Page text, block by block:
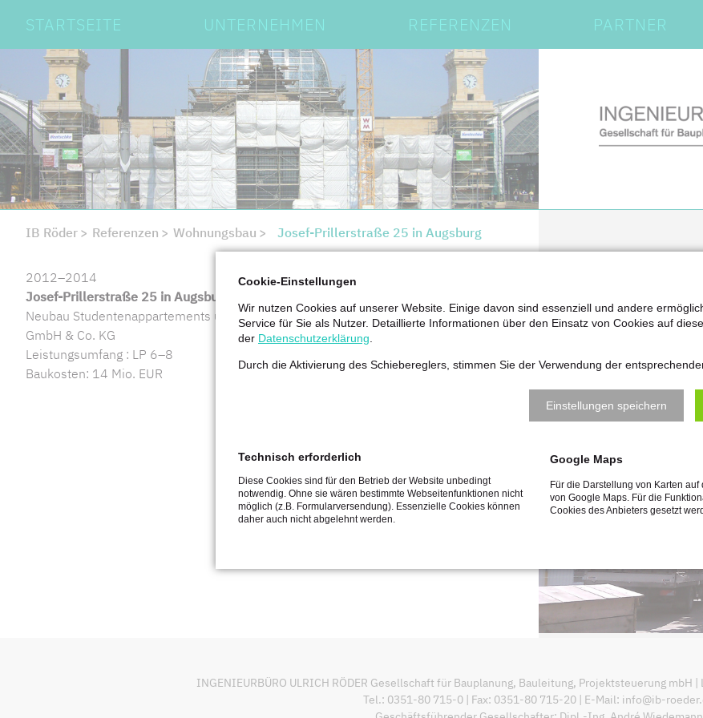
überspringen
STARTSEITE UNTERNEHMEN REFERENZEN PARTNER
IB Röder Referenzen Wohnungsbau Josef-Prillerstraße 25 in Augsburg
2012–2014
Josef-Prillerstraße 25 in Augsburg
Neubau Studentenappartements und barrierefreies Wohnen – Kummer Univiertel
GmbH & Co. KG
Leistungsumfang : LP 6–8
Baukosten: 14 Mio. EUR
INGENIEURBÜRO ULRICH RÖDER Gesellschaft für Bauplanung, Bauleitung, Projektsteuerung mbH
Tel.: 0351-80 715-0 | Fax: 0351-80 715-20 | E-Mail: info@ib-
Cookie-Einstellungen
Wir nutzen Cookies auf unserer Website. Einige davon sind essenziell und andere
Service für Sie als Nutzer. Detaillierte Informationen über den Einsatz von Cookies auf
der Datenschutzerklärung
Durch die Aktivierung des Schiebereglers, stimmen Sie der Verwendung der
Einstellungen speichern
Technisch erforderlich
Diese Cookies sind für den Betrieb der Website unbedingt
notwendig. Ohne sie wären bestimmte Webseitenfunktionen nicht
möglich (z.B. Formularversendung). Essenzielle Cookies können
daher auch nicht abgelehnt werden.
Google Maps
Für die Darstellung von Karten
von Google Maps. Für die
Cookies des Anbieters gesetzt